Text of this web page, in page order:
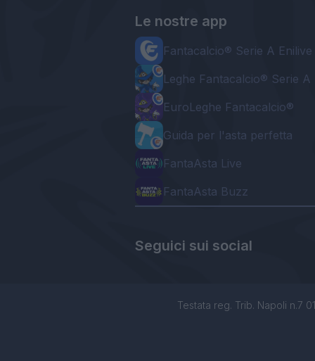
Le nostre app
Fantacalcio® Serie A Enilive
Leghe Fantacalcio® Serie A
EuroLeghe Fantacalcio®
Guida per l'asta perfetta
FantaAsta Live
FantaAsta Buzz
Seguici sui social
Testata reg. Trib. Napoli n.7